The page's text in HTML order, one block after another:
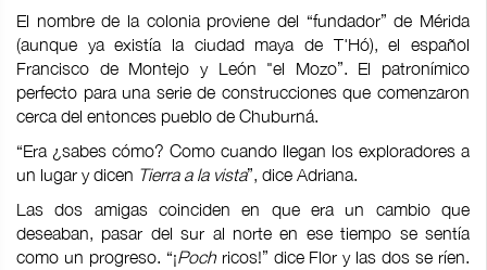
El nombre de la colonia proviene del “fundador” de Mérida
(aunque ya existía la ciudad maya de T'Hó), el español
Francisco de Montejo y León "el Mozo”. El patronímico
perfecto para una serie de construcciones que comenzaron
cerca del entonces pueblo de Chuburná.
“Era ¿sabes cómo? Como cuando llegan los exploradores a
un lugar y dicen Tierra a la vista”, dice Adriana.
Las dos amigas coinciden en que era un cambio que
deseaban, pasar del sur al norte en ese tiempo se sentía
como un progreso. “¡Pochricos!” dice Flor y las dos se ríen.